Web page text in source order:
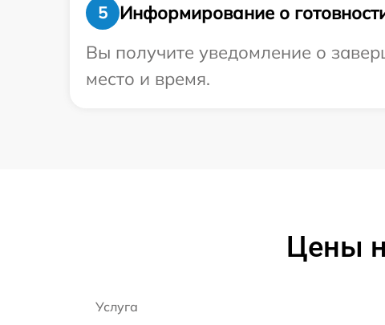
5
Информирование о
Вы получите уведомление о
место и время.
Цены
Услуга